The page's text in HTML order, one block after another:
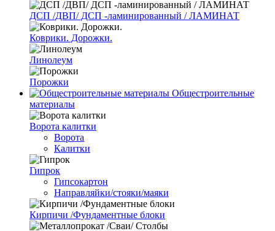
ДСП /ДВП/ ДСП -ламинированный / ЛАМИНАТ
Коврики. Дорожки.
Линолеум
Порожки
Общестроительные
материалы
Ворота калитки
Ворота
Калитки
Гипрок
Гипсокартон
Направляйки/стояки/маяки
Кирпичи /Фундаментные блоки